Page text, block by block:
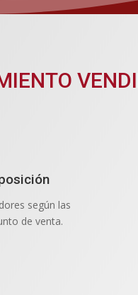
según las
de venta.